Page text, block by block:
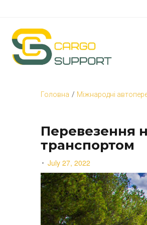
Головна / Міжнародні
Перевезення
транспортом
July 27, 2022